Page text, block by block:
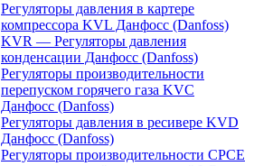
Регуляторы давления в картере
компрессора KVL Данфосс (Danfoss)
KVR — Регуляторы давления
конденсации Данфосс (Danfoss)
Регуляторы производительности
перепуском горячего газа KVC
Данфосс (Danfoss)
Регуляторы давления в ресивере KVD
Данфосс (Danfoss)
Регуляторы производительности CPCE